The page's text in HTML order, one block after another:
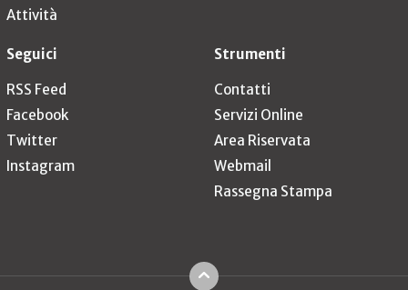
Attività
Seguici
RSS Feed
Facebook
Twitter
Instagram
Strumenti
Contatti
Servizi Online
Area Riservata
Webmail
Rassegna Stampa